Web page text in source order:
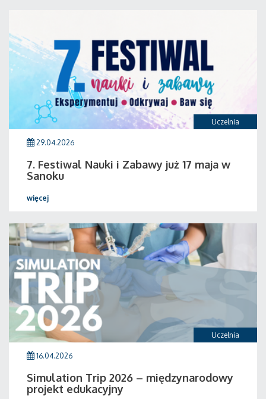
Uczelnia
29.04.2026
7. Festiwal Nauki i Zabawy już 17 maja w
Sanoku
więcej
Uczelnia
16.04.2026
Simulation Trip 2026 – międzynarodowy
projekt edukacyjny